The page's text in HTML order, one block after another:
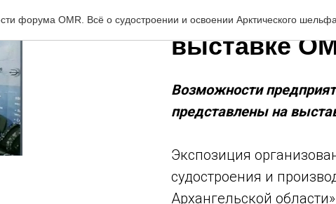
форума OMR. Всё о судостроении и освоении Арктического шельфа
выставке
Возможности
представлены на
Экспозиция
судостроения и
Архангельской